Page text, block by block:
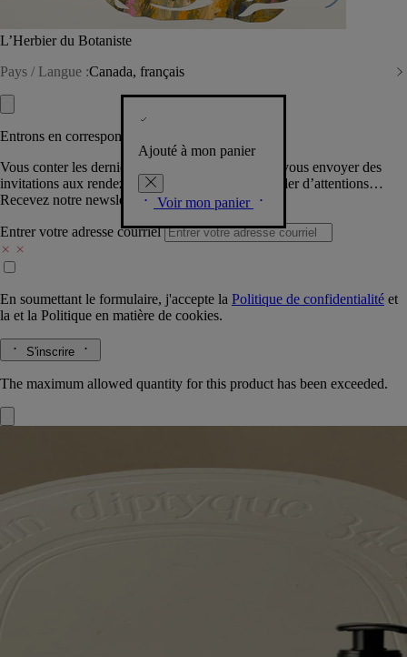
L’Herbier du Botaniste
Pays / Langue :Canada, français
Ajouté à mon panier
Voir mon panier
Entrons en correspondance​
Vous conter les dernières créations de la Maison, vous envoyer des
invitations aux rendez-vous Diptyque, vous combler d’attentions…
Recevez notre newsletter.
Entrer votre adresse courriel
En soumettant le formulaire, j'accepte la Politique de confidentialité et
la et la Politique en matière de cookies.
S'inscrire
The maximum allowed quantity for this product has been exceeded.